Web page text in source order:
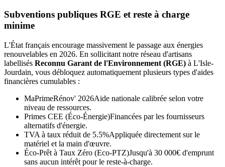
Subventions publiques RGE et reste à charge
minime
L'État français encourage massivement le passage aux énergies
renouvelables en 2026. En sollicitant notre réseau d'artisans
labellisés Reconnu Garant de l'Environnement (RGE) à L'Isle-
Jourdain, vous débloquez automatiquement plusieurs types d'aides
financières cumulables :
MaPrimeRénov' 2026Aide nationale calibrée selon votre
niveau de ressources.
Primes CEE (Éco-Énergie)Financées par les fournisseurs
alternatifs d'énergie.
TVA à taux réduit de 5.5%Appliquée directement sur le
matériel et la main d'œuvre.
Éco-Prêt à Taux Zéro (Eco-PTZ)Jusqu'à 30 000€ d'emprunt
sans aucun intérêt pour le reste-à-charge.